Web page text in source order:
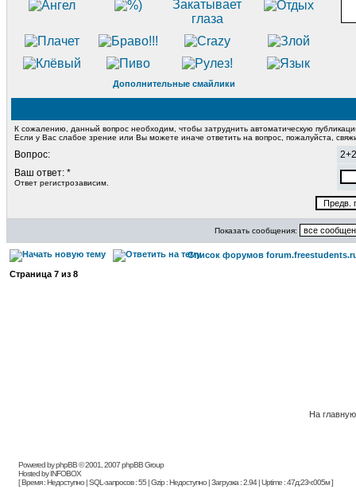
Дополнительные смайлики
К сожалению, данный вопрос необходим, чтобы затруднить автоматическую
Если у Вас слабое зрение или Вы можете иначе ответить на вопрос, пожалуйста,
Вопрос:
Ваш ответ: *
Ответ регистрозависим.
Показать сообщения:
Список форумов
Страница 7 из 8
На главную
Powered by phpBB © 2001, 2007 phpBB Group
Hosted by INFOBOX
[ Время : Недоступно | SQL-запросов : 55 | Gzip : Недоступно | Загрузка : 2.94 | Uptime : 47д:23ч:005м ]